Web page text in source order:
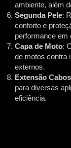
ambiente, além
Segunda Pele:
conforto e
performance em
Capa de Moto:
de motos contra
externos.
Extensão Cabos
para diversas
eficiência.